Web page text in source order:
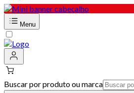
Menu
Buscar por produto ou marca